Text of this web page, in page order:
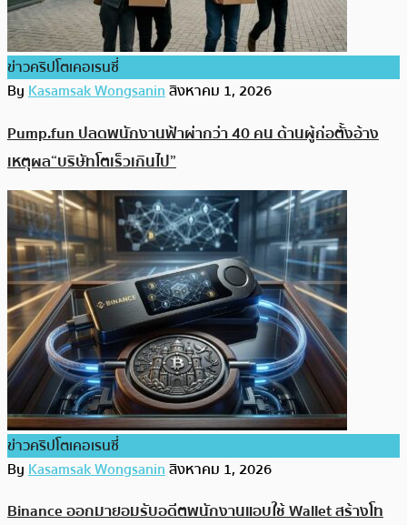
ข่าวคริปโตเคอเรนซี่
ByKasamsak Wongsaninสิงหาคม 1, 2026
Pump.fun ปลดพนักงานฟ้าผ่ากว่า 40 คน ด้านผู้ก่อตั้งอ้าง
เหตุผล“บริษัทโตเร็วเกินไป”
ข่าวคริปโตเคอเรนซี่
ByKasamsak Wongsaninสิงหาคม 1, 2026
Binance ออกมายอมรับอดีตพนักงานแอบใช้ Wallet สร้างโท